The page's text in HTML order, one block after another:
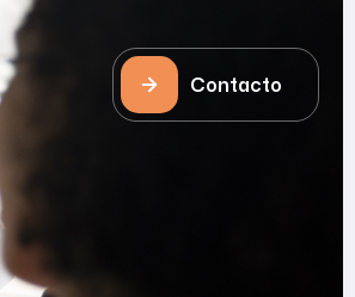
Contacto